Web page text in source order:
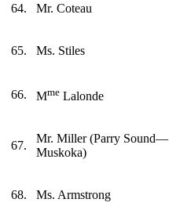
64. Mr. Coteau
65. Ms. Stiles
66. Mme Lalonde
67.
Mr. Miller (Parry Sound—
Muskoka)
68. Ms. Armstrong